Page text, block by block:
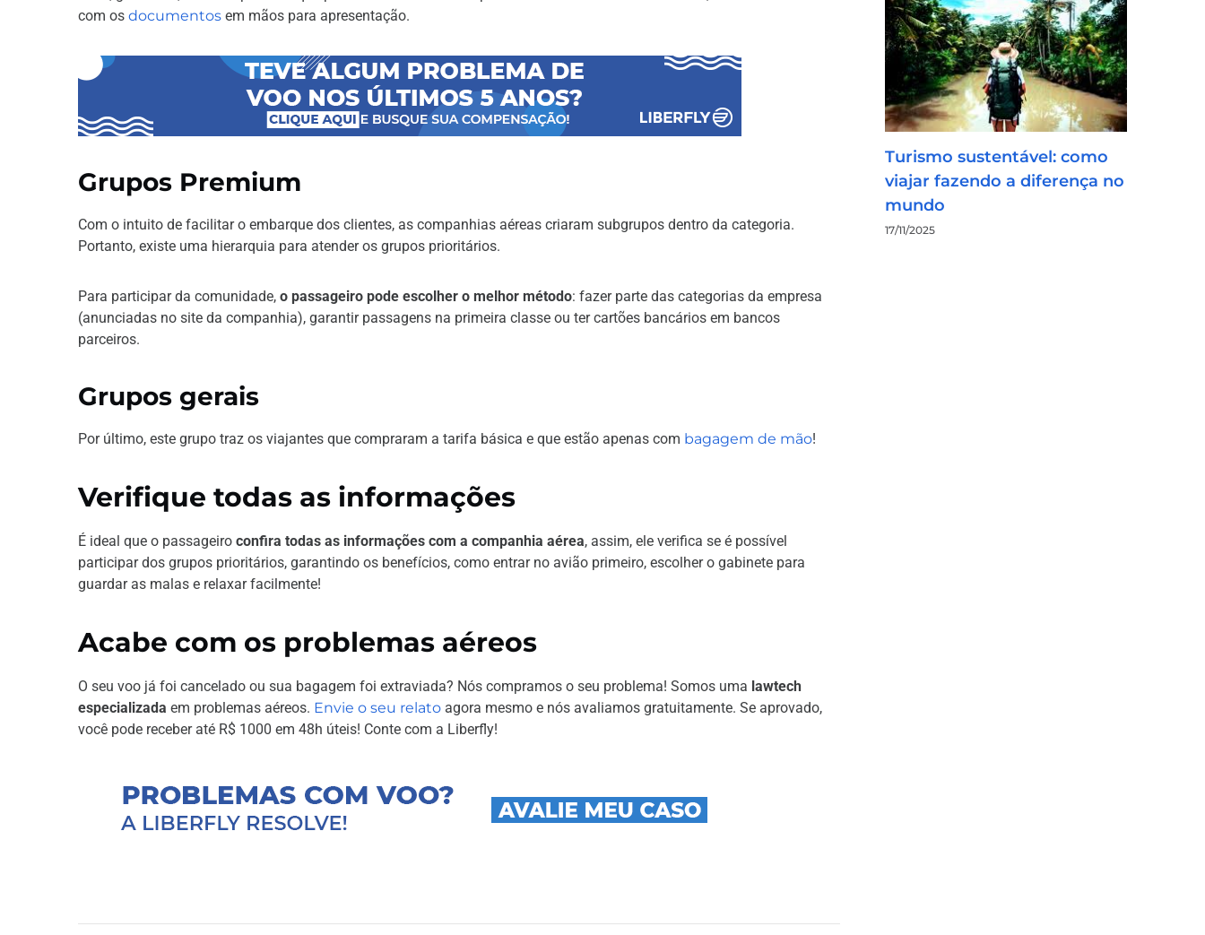
com os documentos em mãos para apresentação.
Grupos Premium
Com o intuito de facilitar o embarque dos clientes, as companhias aéreas criaram subgrupos dentro da categoria.
Portanto, existe uma hierarquia para atender os grupos prioritários.
Para participar da comunidade, o passageiro pode escolher o melhor método: fazer parte das categorias da empresa
(anunciadas no site da companhia), garantir passagens na primeira classe ou ter cartões bancários em bancos
parceiros.
Grupos gerais
Por último, este grupo traz os viajantes que compraram a tarifa básica e que estão apenas com bagagem de mão!
Verifique todas as informações
É ideal que o passageiro confira todas as informações com a companhia aérea, assim, ele verifica se é possível
participar dos grupos prioritários, garantindo os benefícios, como entrar no avião primeiro, escolher o gabinete para
guardar as malas e relaxar facilmente!
Acabe com os problemas aéreos
O seu voo já foi cancelado ou sua bagagem foi extraviada? Nós compramos o seu problema! Somos uma lawtech
especializada em problemas aéreos. Envie o seu relato agora mesmo e nós avaliamos gratuitamente. Se aprovado,
você pode receber até R$ 1000 em 48h úteis! Conte com a Liberfly!
Turismo sustentável: como
viajar fazendo a diferença no
mundo
17/11/2025